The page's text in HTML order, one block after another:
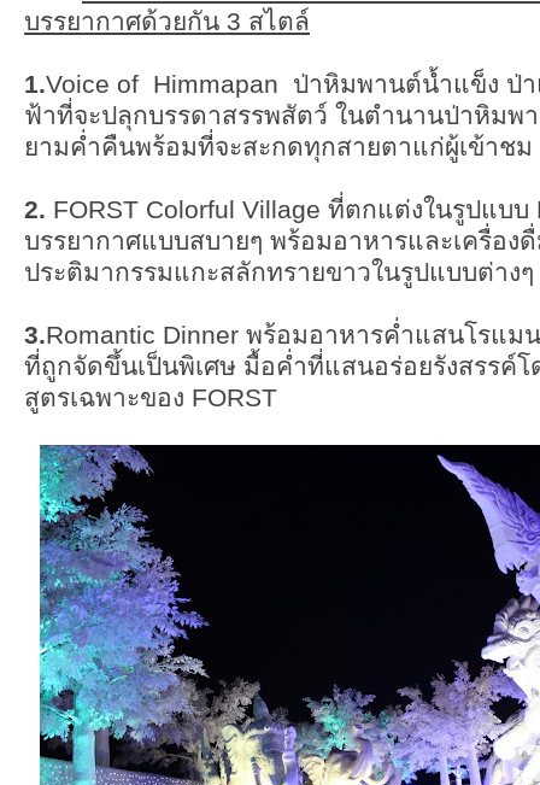
บรรยากาศด้วยกัน 3 สไตล์
1.Voice of Himmapan ป่าหิมพานต์น้ำแข็ง ป่
ฟ้าที่จะปลุกบรรดาสรรพสัตว์ ในตำนานป่าหิมพ
ยามค่ำคืนพร้อมที่จะสะกดทุกสายตาแก่ผู้เข้าชม
2. FORST Colorful Village ที่ตกแต่งในรูปแบบ
บรรยากาศแบบสบายๆ พร้อมอาหารและเครื่อง
ประติมากรรมแกะสลักทรายขาวในรูปแบบต่างๆ
3.Romantic Dinner พร้อมอาหารค่ำแสนโรแม
ที่ถูกจัดขึ้นเป็นพิเศษ มื้อค่ำที่แสนอร่อยรังสรรค์
สูตรเฉพาะของ FORST